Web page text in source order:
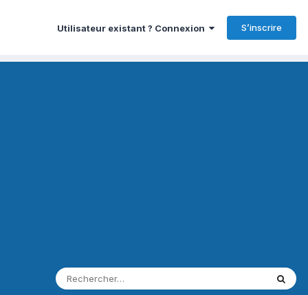
Utilisateur existant ? Connexion S’inscrire